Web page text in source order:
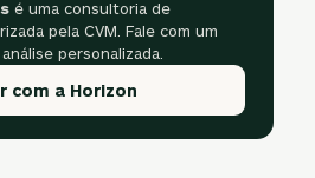
é uma consultoria de
pela CVM. Fale com um
personalizada.
com a Horizon